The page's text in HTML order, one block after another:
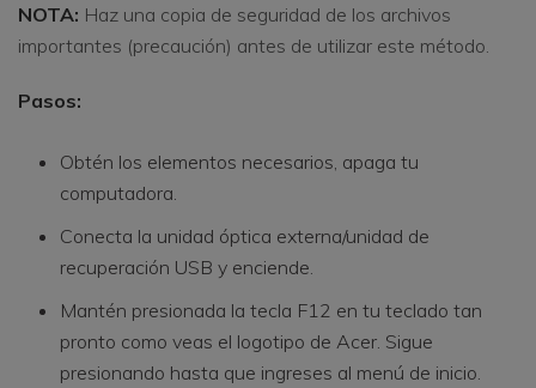
NOTA: Haz una copia de seguridad de los archivos
importantes (precaución) antes de utilizar este método.
Pasos:
Obtén los elementos necesarios, apaga tu
computadora.
Conecta la unidad óptica externa/unidad de
recuperación USB y enciende.
Mantén presionada la tecla F12 en tu teclado tan
pronto como veas el logotipo de Acer. Sigue
presionando hasta que ingreses al menú de inicio.